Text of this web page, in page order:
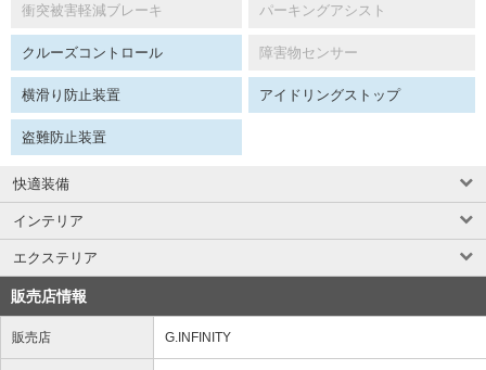
衝突被害軽減ブレーキ パーキングアシスト
クルーズコントロール 障害物センサー
横滑り防止装置 アイドリングストップ
盗難防止装置
快適装備
インテリア
エクステリア
販売店情報
販売店 G.INFINITY